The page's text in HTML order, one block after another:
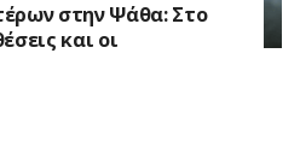
στην Ψάθα: Στο
και οι